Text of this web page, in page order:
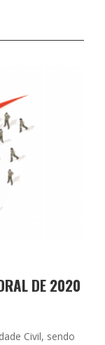
DE 2020
Civil, sendo